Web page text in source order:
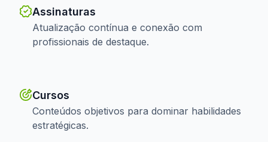
Assinaturas
Atualização contínua e conexão com
profissionais de destaque.
Cursos
Conteúdos objetivos para dominar habilidades
estratégicas.